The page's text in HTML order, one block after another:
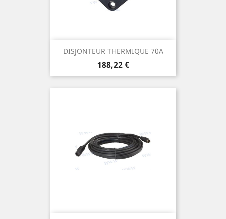
DISJONTEUR THERMIQUE 70A
Prix
188,22 €